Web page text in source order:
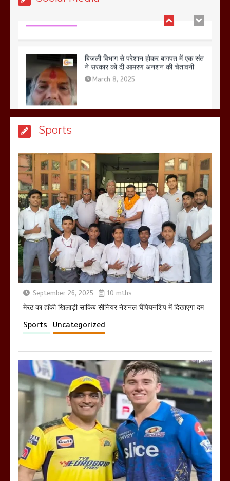
March 8, 2025
होलिका रखने पर लात मार कर होलिका को किया
तहस नहस,मोहल्ले वालों के साथ की गई गाली
गलोच ,कहा अगर रखी गई होली तो होगा खून
खराबा,
March 11, 2025
Sports
September 26, 2025 10 mths
मेरठ का हाॅकी खिलाड़ी साकिब सीनियर नेशनल चैंपियनशिप में दिखाएगा दम
Sports Uncategorized